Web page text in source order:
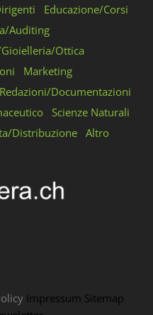
Educazione/Corsi
Auditing
Ottica
Marketing
Redazioni/Documentazioni
Scienze Naturali
Distribuzione Altro
Impressum Sitemap